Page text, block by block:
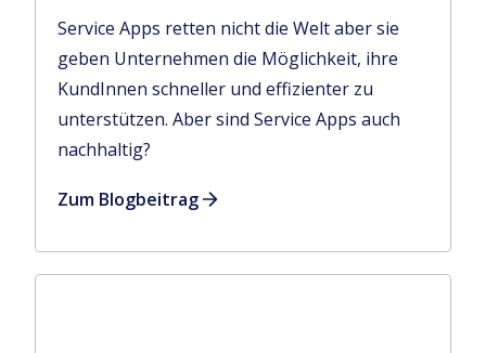
Service Apps retten nicht die Welt aber sie
geben Unternehmen die Möglichkeit, ihre
KundInnen schneller und effizienter zu
unterstützen. Aber sind Service Apps auch
nachhaltig?
Zum Blogbeitrag